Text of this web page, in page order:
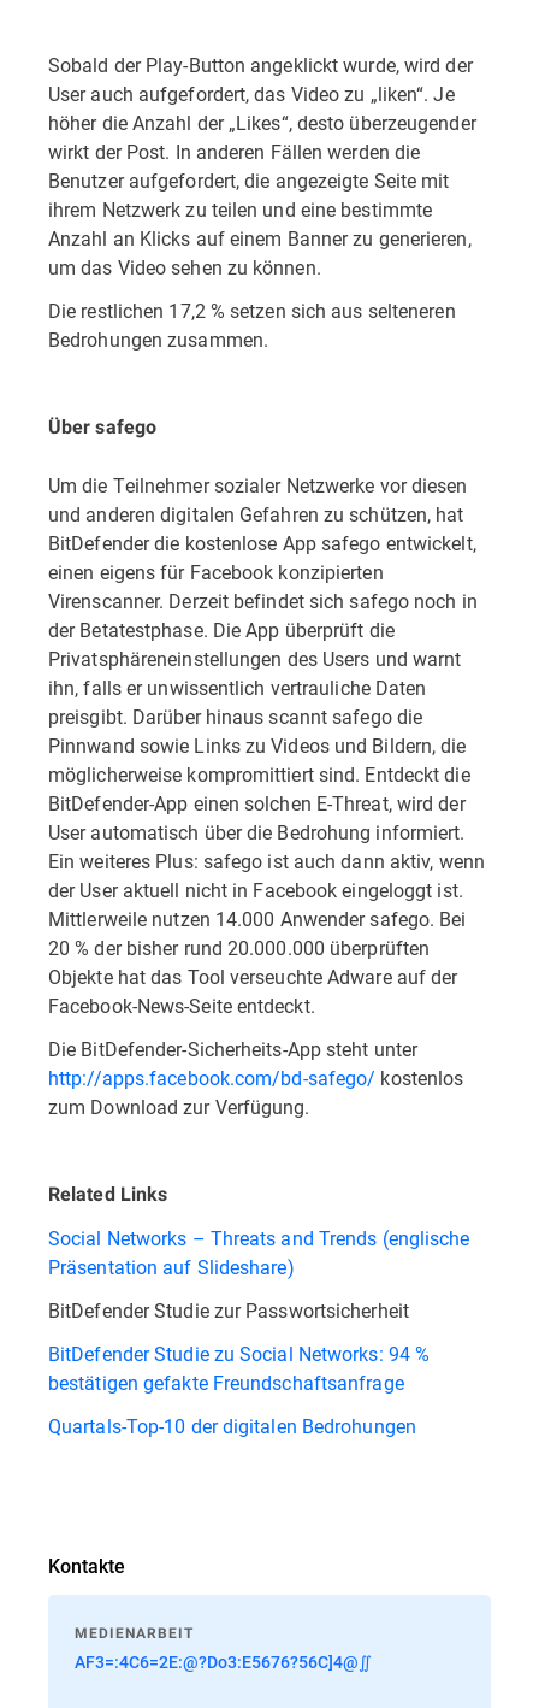
Sobald der Play-Button angeklickt wurde, wird der
User auch aufgefordert, das Video zu „liken“. Je
höher die Anzahl der „Likes“, desto überzeugender
wirkt der Post. In anderen Fällen werden die
Benutzer aufgefordert, die angezeigte Seite mit
ihrem Netzwerk zu teilen und eine bestimmte
Anzahl an Klicks auf einem Banner zu generieren,
um das Video sehen zu können.
Die restlichen 17,2 % setzen sich aus selteneren
Bedrohungen zusammen.
Über safego
Um die Teilnehmer sozialer Netzwerke vor diesen
und anderen digitalen Gefahren zu schützen, hat
BitDefender die kostenlose App safego entwickelt,
einen eigens für Facebook konzipierten
Virenscanner. Derzeit befindet sich safego noch in
der Betatestphase. Die App überprüft die
Privatsphäreneinstellungen des Users und warnt
ihn, falls er unwissentlich vertrauliche Daten
preisgibt. Darüber hinaus scannt safego die
Pinnwand sowie Links zu Videos und Bildern, die
möglicherweise kompromittiert sind. Entdeckt die
BitDefender-App einen solchen E-Threat, wird der
User automatisch über die Bedrohung informiert.
Ein weiteres Plus: safego ist auch dann aktiv, wenn
der User aktuell nicht in Facebook eingeloggt ist.
Mittlerweile nutzen 14.000 Anwender safego. Bei
20 % der bisher rund 20.000.000 überprüften
Objekte hat das Tool verseuchte Adware auf der
Facebook-News-Seite entdeckt.
Die BitDefender-Sicherheits-App steht unter
http://apps.facebook.com/bd-safego/ kostenlos
zum Download zur Verfügung.
Related Links
Social Networks – Threats and Trends (englische
Präsentation auf Slideshare)
BitDefender Studie zur Passwortsicherheit
BitDefender Studie zu Social Networks: 94 %
bestätigen gefakte Freundschaftsanfrage
Quartals-Top-10 der digitalen Bedrohungen
Kontakte
MEDIENARBEIT
AF3=:4C6=2E:@?Do3:E5676?56C]4@∬